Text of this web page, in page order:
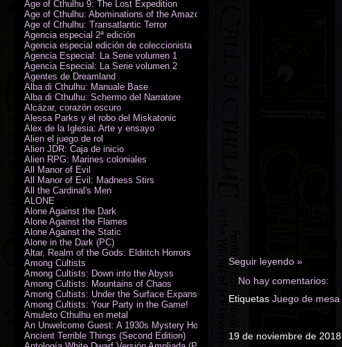
Seguir leyendo »
No hay comentarios:
Etiquetas Juego de mesa
19 de noviembre de 2018
Age of Cthulhu 9: The Lost Expedition
Age of Cthulhu: Abominations of the Amazon
Age of Cthulhu: Transatlantic Terror
Agencia especial 2ª edición
Agencia especial edición de coleccionista
Agencia Especial: La Serie volumen 1
Agencia Especial: La Serie volumen 2
Agentes de Dreamland
Alba di Cthulhu: Manuale Base
Alba di Cthulhu: Schermo del Narratore
Alcázar, corazón oscuro
Alessa Parks y el robo del Miskatonic
Álex de la Iglesia: Arte y ensayo
Alien el juego de rol
Alien JDR: Caja de inicio
Alien RPG: Marines coloniales
All Manor of Evil
All Manor of Evil: Madness Stirs
All the Cardinal's Men
ALONE
Alone Against the Dark
Alone Against the Flames
Alone Against the Static
Alone in the Dark (PC)
Altar, Realm of the Gods: Eldritch Horrors
Among Cultists
Among Cultists: Down into the Abyss
Among Cultists: Mountains of Chaos
Among Cultists: Under the Surface Expansion
Among Cultists: Your Party in the Game!
Amuleto Cthulhu en metal
An Unwelcome Guest: A 1930s Mystery Horror Adventure RPG
Ancient Terrible Things (Second Edition)